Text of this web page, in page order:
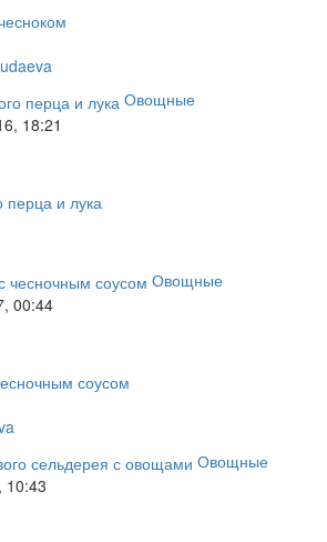
Овощные
18:21
перца и лука
Овощные
00:44
соусом
Овощные
10:43